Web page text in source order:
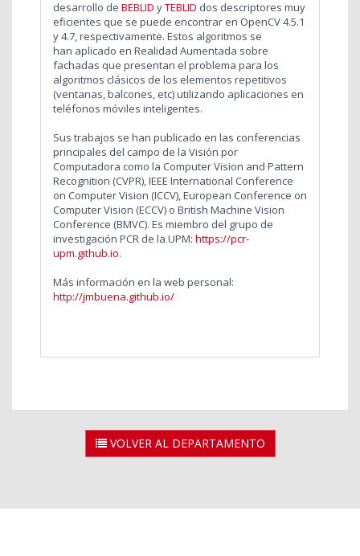
desarrollo de BEBLID yTEBLID dos descriptores muy
eficientes que se puede encontrar en OpenCV 4.5.1
y 4.7, respectivamente. Estos algoritmos se
han aplicado en Realidad Aumentada sobre
fachadas que presentan el problema para los
algoritmos clásicos de los elementos repetitivos
(ventanas, balcones, etc) utilizando aplicaciones en
teléfonos móviles inteligentes.
Sus trabajos se han publicado en las conferencias
principales del campo de la Visión por
Computadora como la Computer Vision and Pattern
Recognition (CVPR), IEEE International Conference
on Computer Vision (ICCV), European Conference on
Computer Vision (ECCV) o British Machine Vision
Conference (BMVC). Es miembro del grupo de
investigación PCR de la UPM: https://pcr-
upm.github.io.
Más información en la web personal:
http://jmbuena.github.io/
VOLVER AL DEPARTAMENTO